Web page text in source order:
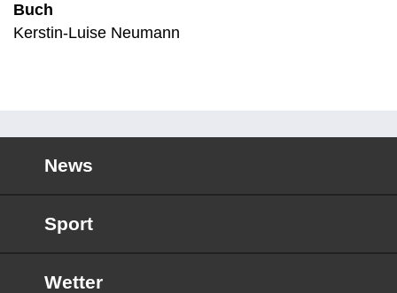
Buch
Kerstin-Luise Neumann
News
Sport
Wetter